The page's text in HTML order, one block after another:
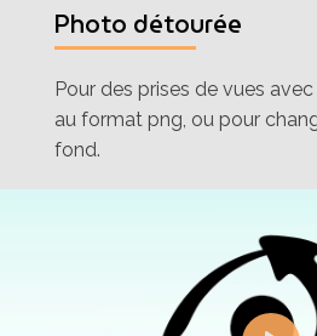
Photo détourée
Pour des prises de vues
au format png, ou pour
fond.